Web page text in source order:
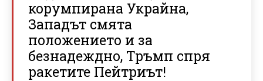
корумпирана Украйна,
Западът смята
положението и за
безнадеждно, Тръмп спря
ракетите Пейтриът!